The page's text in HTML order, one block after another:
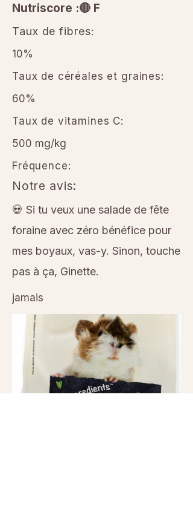
Nutriscore :🔴 F
Taux de fibres:
10%
Taux de céréales et graines:
60%
Taux de vitamines C:
500 mg/kg
Fréquence:
Notre avis:
💀 Si tu veux une salade de fête
foraine avec zéro bénéfice pour
mes boyaux, vas-y. Sinon, touche
pas à ça, Ginette.
jamais